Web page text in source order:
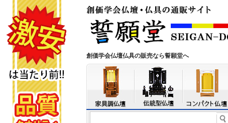
創価学会仏壇仏具の販売なら誓願堂へ